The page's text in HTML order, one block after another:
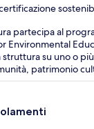
partecipa al
Environmental
su uno o
patrimonio